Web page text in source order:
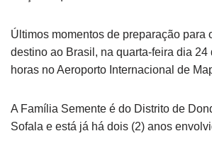
Últimos momentos de preparação para
destino ao Brasil, na quarta-feira dia 24
horas no Aeroporto Internacional de
A Família Semente é do Distrito de
Sofala e está já há dois (2) anos